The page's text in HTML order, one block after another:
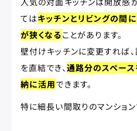
てはキッチンとリビングの間
が狭くなることがあります。
壁付けキッチンに変更すれば
を直結でき、通路分のスペース
納に活用できます。
特に細長い間取りのマンショ